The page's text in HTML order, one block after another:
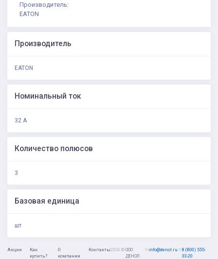
Производитель:
EATON
Производитель
EATON
Номинальный ток
32 А
Количество полюсов
3
Базовая единица
шт
2026 © ООО
ДЕНОЛ
≡info@denol.ru ≡8 (800) 555-
33-20
Акции
Как
купить?
О
компании
Контакты